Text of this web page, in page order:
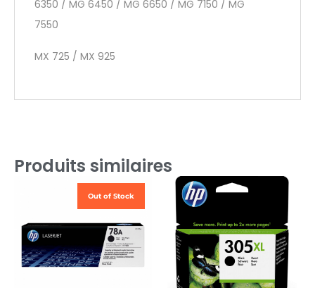
6350 / MG 6450 / MG 6650 / MG 7150 / MG
7550
MX 725 / MX 925
Produits similaires
Out of Stock